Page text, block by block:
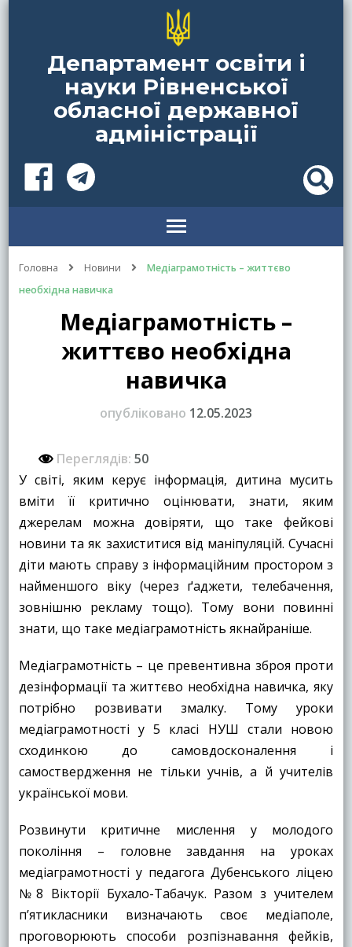
Департамент освіти і
науки Рівненської
обласної державної
адміністрації
Головна Новини
Медіаграмотність – життєво
необхідна навичка
Медіаграмотність –
життєво необхідна
навичка
опубліковано 12.05.2023
Переглядів: 50
У світі, яким керує інформація, дитина мусить
вміти її критично оцінювати, знати, яким
джерелам можна довіряти, що таке фейкові
новини та як захиститися від маніпуляцій. Сучасні
діти мають справу з інформаційним простором з
найменшого віку (через ґаджети, телебачення,
зовнішню рекламу тощо). Тому вони повинні
знати, що таке медіаграмотність якнайраніше.
Медіаграмотність – це превентивна зброя проти
дезінформації та життєво необхідна навичка, яку
потрібно розвивати змалку. Тому уроки
медіаграмотності у 5 класі НУШ стали новою
сходинкою до самовдосконалення і
самоствердження не тільки учнів, а й учителів
української мови.
Розвинути критичне мислення у молодого
покоління – головне завдання на уроках
медіаграмотності у педагога Дубенського ліцею
№8 Вікторії Бухало-Табачук. Разом з учителем
п’ятикласники визначають своє медіаполе,
проговорюють способи розпізнавання фейків,